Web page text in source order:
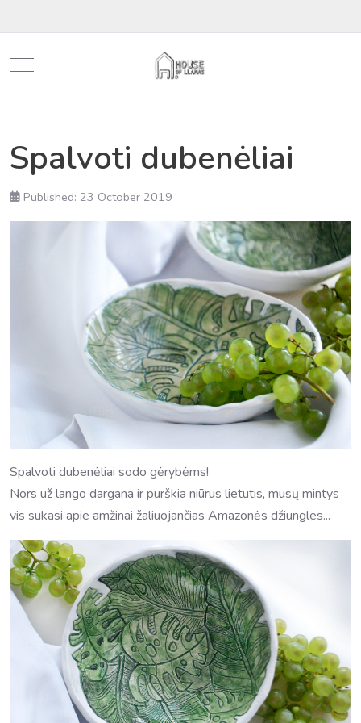
Mobile Menu Toggle
Spalvoti dubenėliai
Published: 23 October 2019
Spalvoti dubenėliai sodo gėrybėms!
Nors už lango dargana ir purškia niūrus lietutis, musų mintys
vis sukasi apie amžinai žaliuojančias Amazonės džiungles...